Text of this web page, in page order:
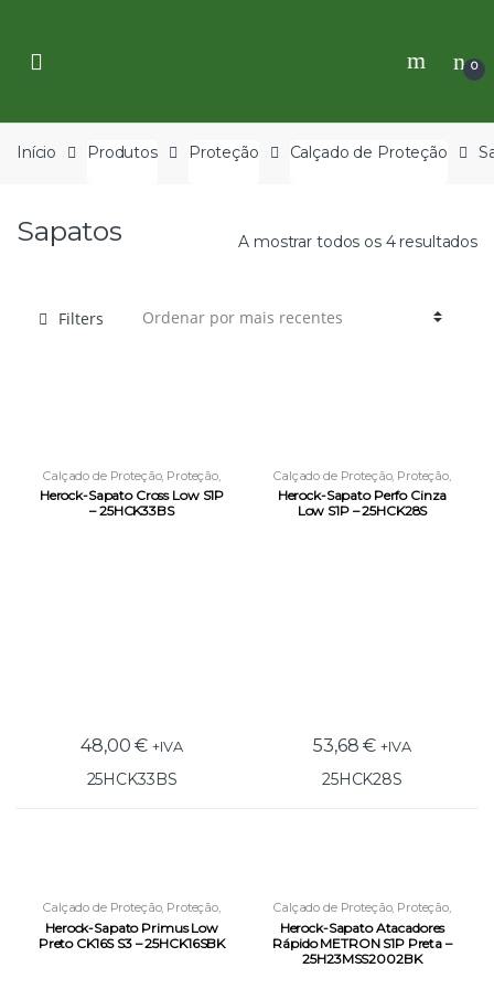
navigation
content
0
Início Produtos Proteção Calçado de Proteção
Sapatos A mostrar todos os 4 resultados
Filters
Calçado de Proteção, Proteção
Sapatos Stockoff
Herock-Sapato Cross Low S1P
– 25HCK33BS
48,00€ +IVA
25HCK33BS
Calçado de Proteção, Proteção
Sapatos Stockoff
Herock-Sapato Perfo Cinza
Low S1P – 25HCK28S
53,68€ +IVA
25HCK28S
Calçado de Proteção, Proteção,
Sapatos
Herock-Sapato Primus Low
Preto CK16S S3 – 25HCK16SBK
Calçado de Proteção, Proteção,
Sapatos
Herock-Sapato Atacadores
Rápido METRON S1P Preta –
25H23MSS2002BK